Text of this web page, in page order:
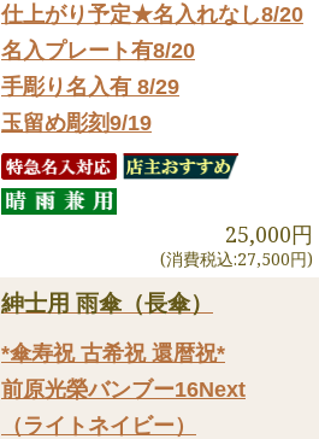
仕上がり予定★名入れなし8/20
名入プレート有8/20
手彫り名入有 8/29
玉留め彫刻9/19
25,000円
(消費税込:27,500円)
紳士用 雨傘（長傘）
*傘寿祝 古希祝 還暦祝*
前原光榮バンブー16Next
（ライトネイビー）